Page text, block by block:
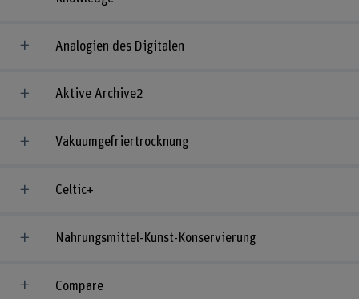
Analogien des Digitalen
Aktive Archive2
Vakuumgefriertrocknung
Celtic+
Nahrungsmittel-Kunst-Konservierung
Compare